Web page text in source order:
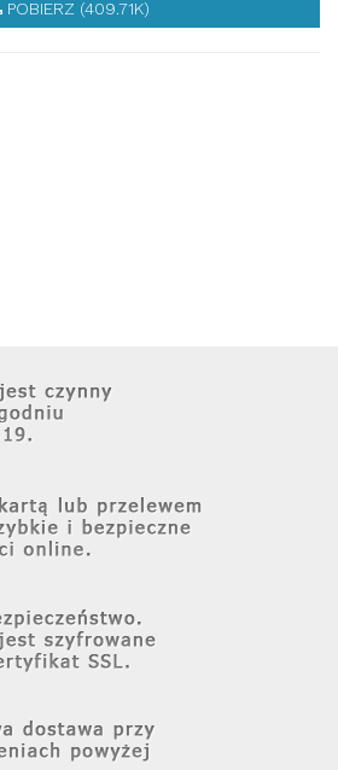
POBIERZ (409.71K)